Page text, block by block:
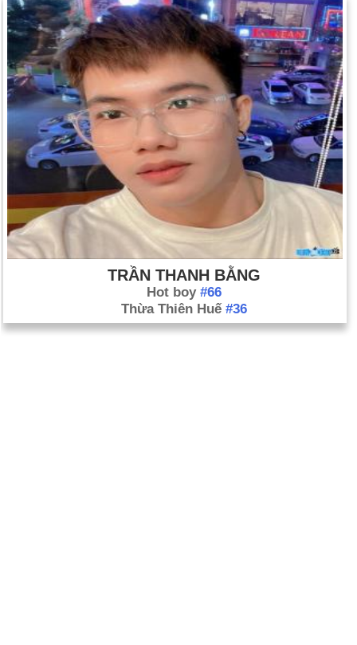
TRẦN THANH BẰNG
Hot boy #66
Thừa Thiên Huế #36